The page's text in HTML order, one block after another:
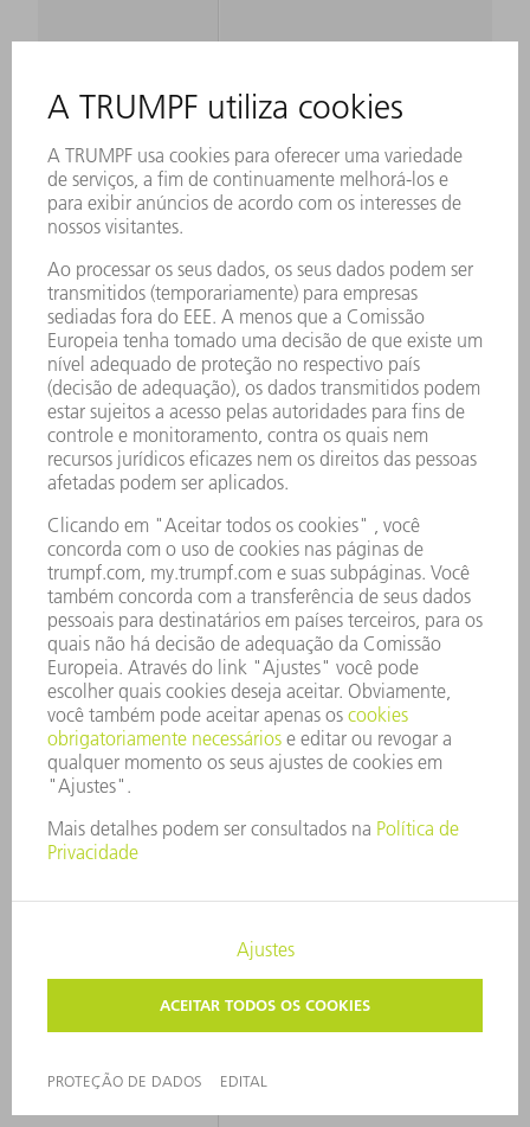
CONSUMO
NOMINAL
VELOCIDADE
DE TRABALHO
(MÁX.)
DIMENSÕES
COMPRIMENTO
PESO
1700 W
8 m/min
2104 mm